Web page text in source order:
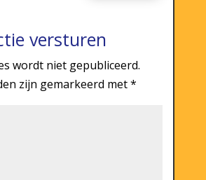
versturen
wordt niet gepubliceerd.
zijn gemarkeerd met*